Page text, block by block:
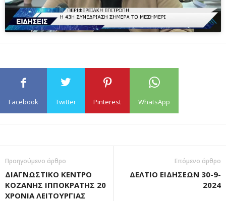
Facebook Twitter Pinterest WhatsApp
Προηγούμενο άρθρο
ΔΙΑΓΝΩΣΤΙΚΟ ΚΕΝΤΡΟ
ΚΟΖΑΝΗΣ ΙΠΠΟΚΡΑΤΗΣ 20
ΧΡΟΝΙΑ ΛΕΙΤΟΥΡΓΙΑΣ
Επόμενο άρθρο
ΔΕΛΤΙΟ ΕΙΔΗΣΕΩΝ 30-9-
2024